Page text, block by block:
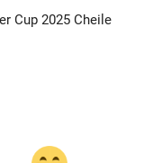
Cup 2025 Cheile